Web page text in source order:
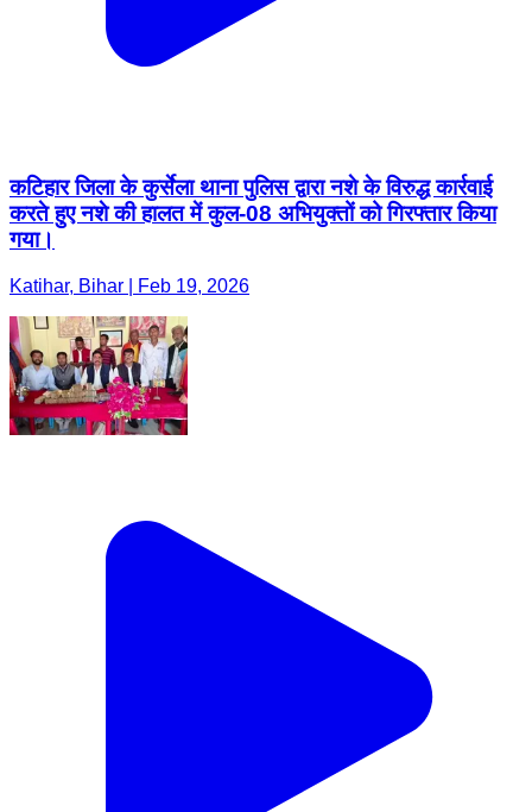
कटिहार जिला के कुर्सेला थाना पुलिस द्वारा नशे के विरुद्ध कार्रवाई
करते हुए नशे की हालत में कुल-08 अभियुक्तों को गिरफ्तार किया
गया।
Katihar, Bihar | Feb 19, 2026